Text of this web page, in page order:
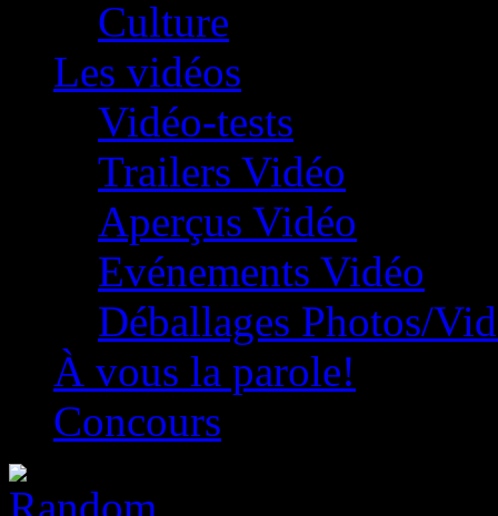
Culture
Les vidéos
Vidéo-tests
Trailers Vidéo
Aperçus Vidéo
Evénements Vidéo
Déballages Photos/
À vous la parole!
Concours